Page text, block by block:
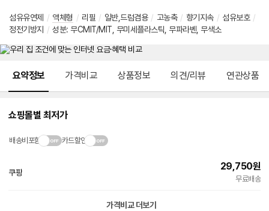
섬유유연제 / 액체형 / 리필 / 일반,드럼겸용 / 고농축 / 향기지속 / 섬유보호 /
정전기방지
/ 성분: 무CMIT/MIT 무미세플라스틱 무파라벤 무색소
요약정보 가격비교 상품정보 의견/리뷰 연관상품
쇼핑몰별 최저가
배송비포함 카드할인
쿠팡
29,750원
무료배송
가격비교 더보기